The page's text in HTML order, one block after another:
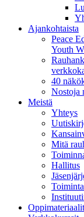
Ajankohtaista
Peace
Youth
40
Nostoja
Meistä
Yhteys
Mitä
Hallitus
Oppimateriaalit